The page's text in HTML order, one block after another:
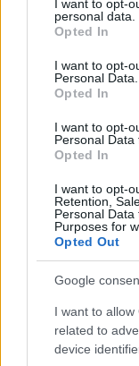
not limited to your
grant or deny
use your data for
consent section.
I want to opt-
personal data.
Opted In
I want to opt-
Personal Data.
Opted In
I want to opt-
Personal Data
Opted In
I want to opt-
Retention,
Personal
Purposes for
Opted Out
Google
I want to
related to
device
Ha az Aston
- A Premier
ligaszakaszából
ligaszakaszba
- A Salzburg az
Magyarán a
selejtezőkört
Európa Liga
Olvastad